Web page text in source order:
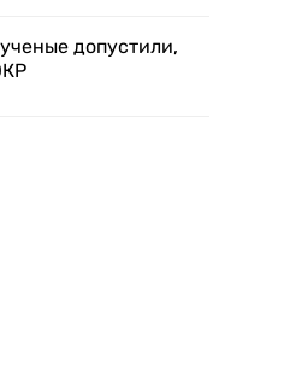
допустили,